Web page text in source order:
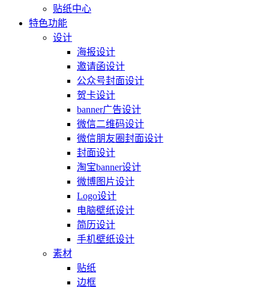
贴纸中心
特色功能
设计
海报设计
邀请函设计
公众号封面设计
贺卡设计
banner广告设计
微信二维码设计
微信朋友圈封面设计
封面设计
淘宝banner设计
微博图片设计
Logo设计
电脑壁纸设计
简历设计
手机壁纸设计
素材
贴纸
边框